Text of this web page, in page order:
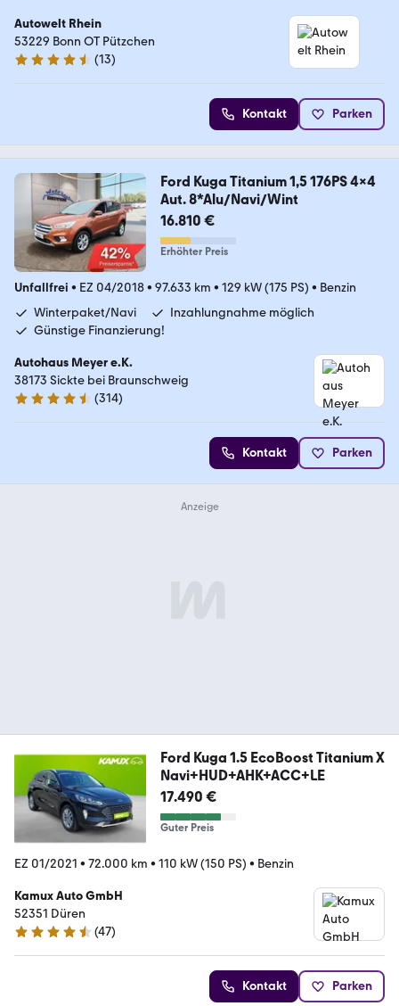
Autowelt Rhein
53229 Bonn OT Pützchen
4.7 Sterne
(13)
Kontakt Parken
Ford Kuga Titanium 1,5 176PS 4x4
Aut. 8*Alu/Navi/Wint
16.810 €
Erhöhter Preis
Unfallfrei • EZ 04/2018• 97.633 km • 129 kW (175 PS) • Benzin
Winterpaket/Navi
Inzahlungnahme möglich
Günstige Finanzierung!
Autohaus Meyer e.K.
38173 Sickte bei Braunschweig
4.7 Sterne
(314)
Kontakt Parken
Ford Kuga 1.5 EcoBoost Titanium X
Navi+HUD+AHK+ACC+LE
17.490 €
Guter Preis
EZ 01/2021 • 72.000 km • 110 kW (150 PS) • Benzin
Kamux Auto GmbH
52351 Düren
4.4 Sterne
(47)
Kontakt Parken